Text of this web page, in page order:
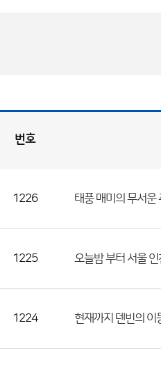
번호
1226 태풍 매미의 무서운
1225 오늘밤 부터 서울
1224 현재까지 덴빈의 이